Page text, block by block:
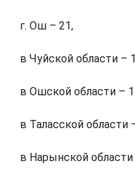
г. Ош – 21,
в Чуйской области –
в Ошской области –
в Таласской области
в Нарынской области